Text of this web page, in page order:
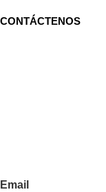
CONTÁCTENOS
Email